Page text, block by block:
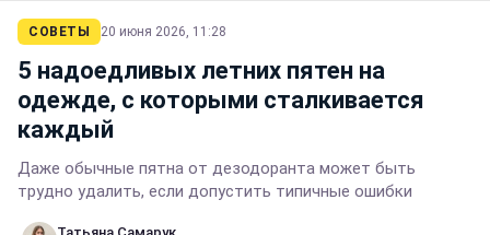
СОВЕТЫ 20 июня 2026, 11:28
5 надоедливых летних пятен на
одежде, с которыми сталкивается
каждый
Даже обычные пятна от дезодоранта может быть
трудно удалить, если допустить типичные ошибки
Татьяна Самарук